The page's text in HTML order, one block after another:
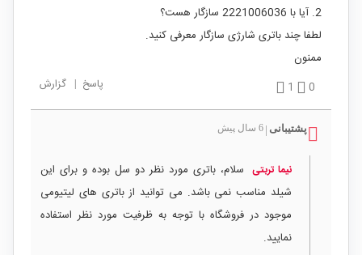
2. آیا با 2221006036 سازگار هست؟
لطفا چند باتری شارژی سازگار معرفی کنید.
ممنون
0
1 پاسخ | گزارش
پشتیبانی 6 سال پیش
نیما تربتی سلام، باتری مورد نظر دو سل بوده و برای این
شیلد مناسب نمی باشد. می توانید از باتری های لیتیومی
موجود در فروشگاه با توجه به ظرفیت مورد نظر استفاده
نمایید.